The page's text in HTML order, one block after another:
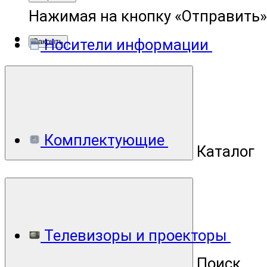
Нажимая на кнопку
Закрыть
Каталог
Носители информации
Комплектующие
Телевизоры и проекторы